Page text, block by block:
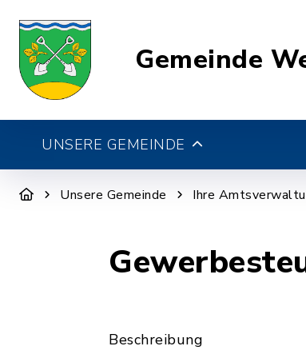
Gemeinde
UNSERE GEMEINDE
Unsere Gemeinde Ihre
Beschreibung